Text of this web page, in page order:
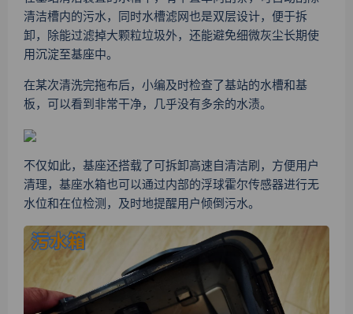
清洁槽内的污水，同时水槽滤网也是双层设计，便于拆
卸，除能过滤掉大颗粒垃圾外，还能避免细微灰尘长期使
用沉淀至基座中。
在某次清洗完拖布后，小编及时检查了基站的水槽和基
板，可以看到非常干净，几乎没有多余的水渍。
不仅如此，基座还搭载了可拆卸高速自清洁刷，方便用户
清理，基座水箱也可以通过内部的浮球霍尔传感器进行无
水位和在位检测，及时地提醒用户倾倒污水。